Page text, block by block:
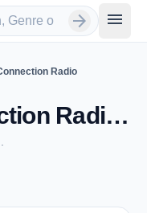
arrow_forward menu
Radio
Club Connection Radio - Edmonton, AB